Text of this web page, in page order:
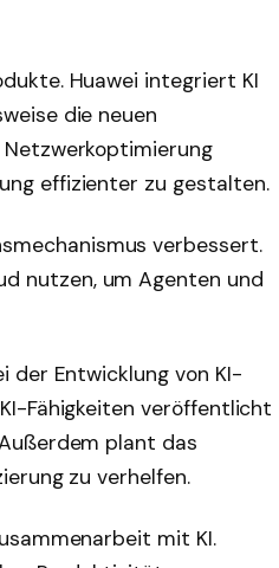
Huawei integriert KI
die neuen
Netzwerkoptimierung
effizienter zu gestalten.
verbessert.
nutzen, um Agenten und
Entwicklung von KI-
Fähigkeiten veröffentlicht
plant das
zu verhelfen.
mit KI.